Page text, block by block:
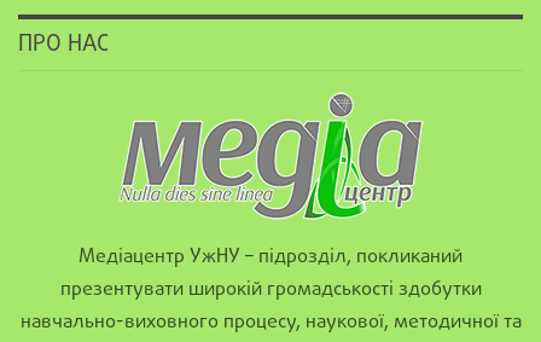
ПРО НАС
Медіацентр УжНУ – підрозділ, покликаний
презентувати широкій громадськості здобутки
навчально-виховного процесу, наукової, методичної та